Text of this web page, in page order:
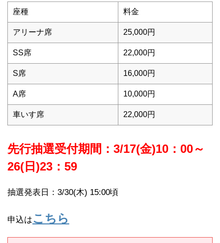
座種 料金
アリーナ席 25,000円
SS席 22,000円
S席 16,000円
A席 10,000円
車いす席 22,000円
先行抽選受付期間： 3/17(金)10：00～
26(日)23：59
抽選発表日：3/30(木) 15:00頃
申込はこちら